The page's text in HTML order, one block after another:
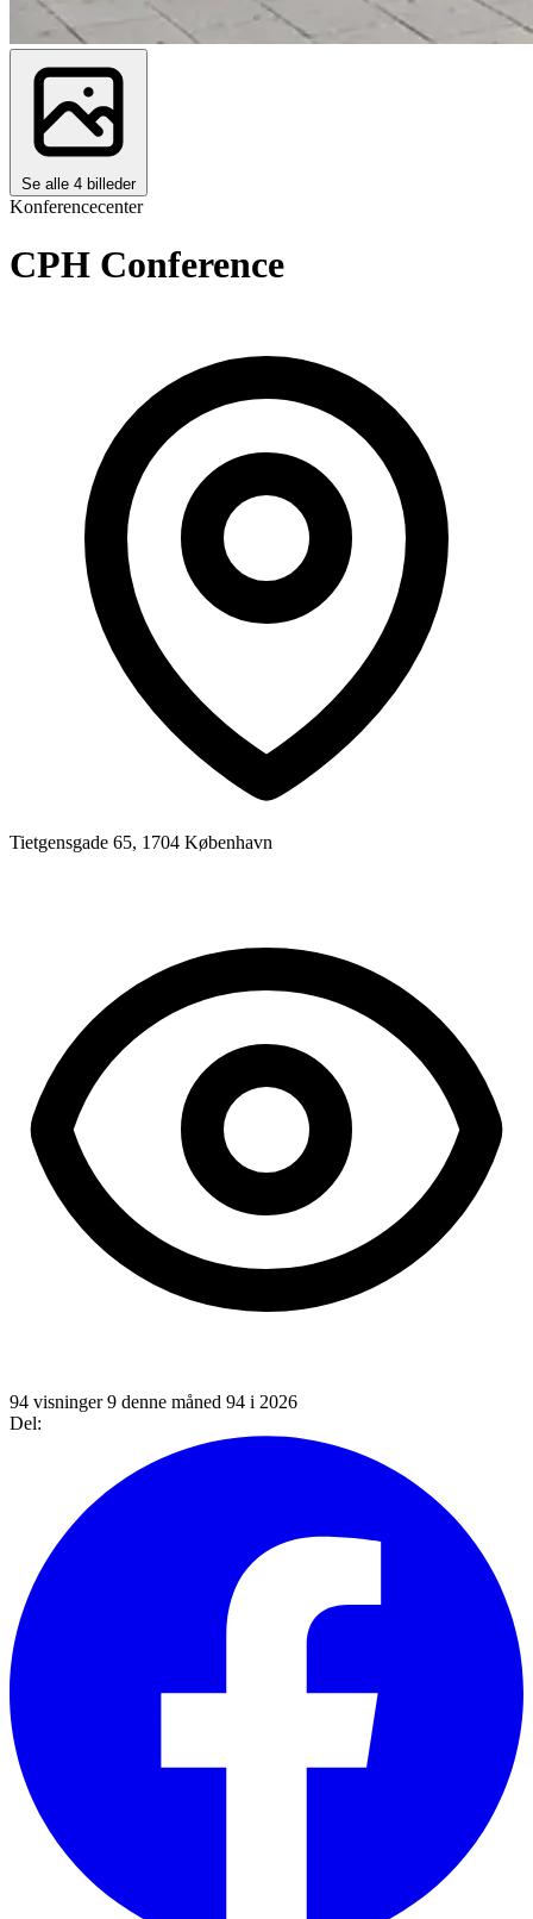
Se alle 4 billeder
Konferencecenter
CPH Conference
Tietgensgade 65, 1704 København
94 visninger9 denne måned 94 i 2026
Del: